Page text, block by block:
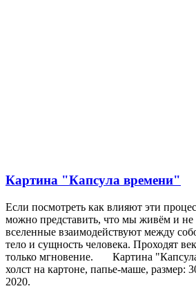
Картина "Капсула времени"
Если посмотреть как влияют эти
можно представить, что мы живём и не
вселенные взаимодействуют между
тело и сущность человека. Проходят
только мгновение. Картина
холст на картоне, папье-маше, размер:
2020.